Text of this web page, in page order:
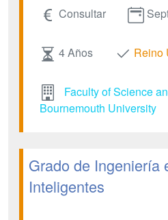
Consultar
4 Años Reino
Faculty of Science
Bournemouth University
Grado de Ingeniería
Inteligentes